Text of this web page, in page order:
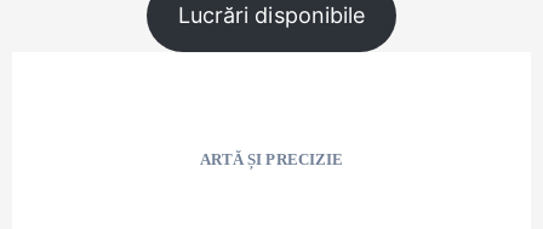
Lucrări disponibile
ARTĂ ȘI PRECIZIE